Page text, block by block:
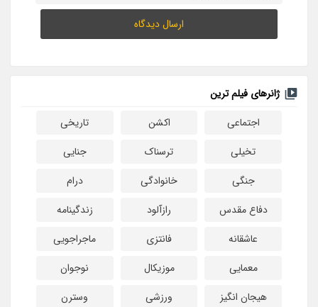
ژانرهای فیلم ترین
اجتماعی
اکشن
تاریخی
تخیلی
ترسناک
جنایی
جنگی
خانوادگی
درام
دفاع مقدس
رازآلود
زندگینامه
عاشقانه
فانتزی
ماجراجویی
معمایی
موزیکال
نوجوان
هیجان انگیز
ورزشی
وسترن